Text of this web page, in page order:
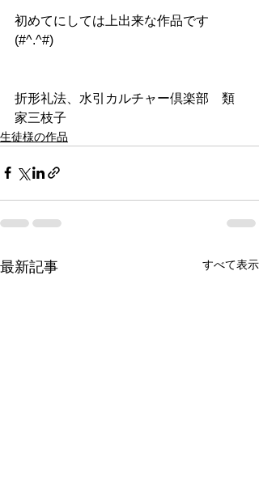
初めてにしては上出来な作品です
(#^.^#)
折形礼法、水引カルチャー倶楽部　類
家三枝子
生徒様の作品
最新記事 すべて表示